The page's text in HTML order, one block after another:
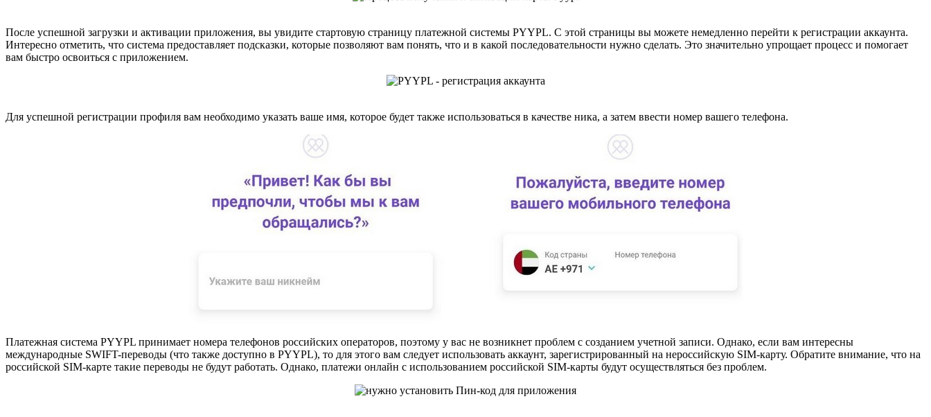
После успешной загрузки и активации приложения, вы увидите стартовую страницу платежной системы PYYPL. С этой страницы вы можете немедленно перейти к регистрации аккаунта.
Интересно отметить, что система предоставляет подсказки, которые позволяют вам понять, что и в какой последовательности нужно сделать. Это значительно упрощает процесс и помогает
вам быстро освоиться с приложением.
Для успешной регистрации профиля вам необходимо указать ваше имя, которое будет также использоваться в качестве ника, а затем ввести номер вашего телефона.
Платежная система PYYPL принимает номера телефонов российских операторов, поэтому у вас не возникнет проблем с созданием учетной записи. Однако, если вам интересны
международные SWIFT-переводы (что также доступно в PYYPL), то для этого вам следует использовать аккаунт, зарегистрированный на нероссийскую SIM-карту. Обратите внимание, что на
российской SIM-карте такие переводы не будут работать. Однако, платежи онлайн с использованием российской SIM-карты будут осуществляться без проблем.